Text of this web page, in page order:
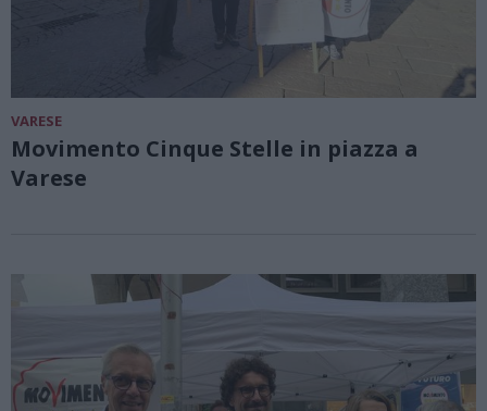
VARESE
Movimento Cinque Stelle in piazza a
Varese